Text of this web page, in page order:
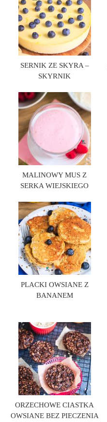
SERNIK ZE SKYRA –
SKYRNIK
MALINOWY MUS Z
SERKA WIEJSKIEGO
PLACKI OWSIANE Z
BANANEM
ORZECHOWE CIASTKA
OWSIANE BEZ PIECZENIA